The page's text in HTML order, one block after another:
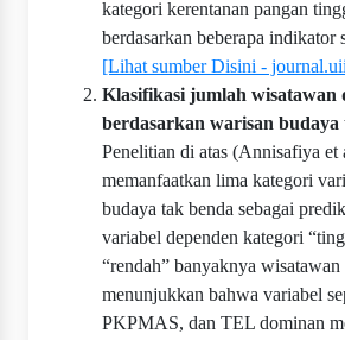
kategori kerentanan pangan
berdasarkan beberapa indikator
[Lihat sumber Disini -
Klasifikasi jumlah wisatawan
berdasarkan warisan budaya
Penelitian di atas (Annisafiya et
memanfaatkan lima kategori
budaya tak benda sebagai
variabel dependen kategori
“rendah” banyaknya
menunjukkan bahwa variabel
PKPMAS, dan TEL dominan